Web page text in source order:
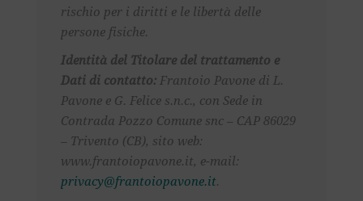
rischio per i diritti e le libertà delle
persone fisiche.
Identità del Titolare del trattamento e
Dati di contatto:Frantoio Pavone di L.
Pavone e G. Felice s.n.c., con Sede in
Contrada Pozzo Comune snc – CAP 86029
– Trivento (CB), sito web:
www.frantoiopavone.it, e-mail:
privacy@frantoiopavone.it.